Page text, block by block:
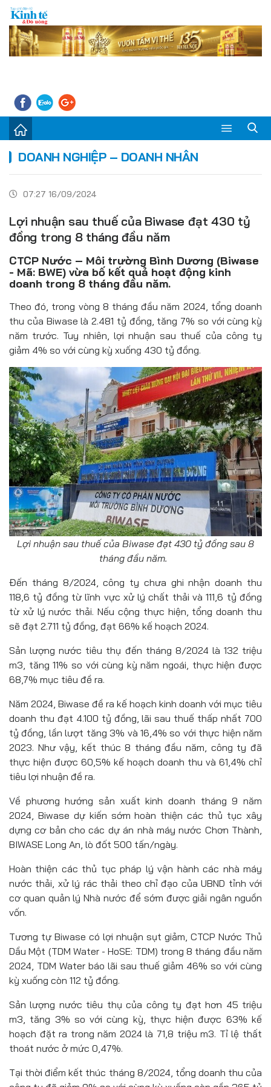
Kinh tế - Tiêu dùng
Đời sống
Thị trường
Đồ uống
Pháp luật
Khoa giáo
Multimedia
DOANH NGHIỆP – DOANH NHÂN
07:27 16/09/2024
Lợi nhuận sau thuế của Biwase đạt 430 tỷ
đồng trong 8 tháng đầu năm
CTCP Nước – Môi trường Bình Dương (Biwase
- Mã: BWE) vừa bố kết quả hoạt động kinh
doanh trong 8 tháng đầu năm.
Theo đó, trong vòng 8 tháng đầu năm 2024, tổng doanh
thu của Biwase là 2.481 tỷ đồng, tăng 7% so với cùng kỳ
năm trước. Tuy nhiên, lợi nhuận sau thuế của công ty
giảm 4% so với cùng kỳ xuống 430 tỷ đồng.
Lợi nhuận sau thuế của Biwase đạt 430 tỷ đồng sau 8
tháng đầu năm.
Đến tháng 8/2024, công ty chưa ghi nhận doanh thu
118,6 tỷ đồng từ lĩnh vực xử lý chất thải và 111,6 tỷ đồng
từ xử lý nước thải. Nếu cộng thực hiện, tổng doanh thu
sẽ đạt 2.711 tỷ đồng, đạt 66% kế hoạch 2024.
Sản lượng nước tiêu thụ đến tháng 8/2024 là 132 triệu
m3, tăng 11% so với cùng kỳ năm ngoái, thực hiện được
68,7% mục tiêu đề ra.
Năm 2024, Biwase đề ra kế hoạch kinh doanh với mục tiêu
doanh thu đạt 4.100 tỷ đồng, lãi sau thuế thấp nhất 700
tỷ đồng, lần lượt tăng 3% và 16,4% so với thực hiện năm
2023. Như vậy, kết thúc 8 tháng đầu năm, công ty đã
thực hiện được 60,5% kế hoạch doanh thu và 61,4% chỉ
tiêu lợi nhuận đề ra.
Về phương hướng sản xuất kinh doanh tháng 9 năm
2024, Biwase dự kiến sớm hoàn thiện các thủ tục xây
dựng cơ bản cho các dự án nhà máy nước Chơn Thành,
BIWASE Long An, lò đốt 500 tấn/ngày.
Hoàn thiện các thủ tục pháp lý vận hành các nhà máy
nước thải, xử lý rác thải theo chỉ đạo của UBND tỉnh với
cơ quan quản lý Nhà nước để sớm được giải ngân nguồn
vốn.
Tương tự Biwase có lợi nhuận sụt giảm, CTCP Nước Thủ
Dầu Một (TDM Water - HoSE: TDM) trong 8 tháng đầu năm
2024, TDM Water báo lãi sau thuế giảm 46% so với cùng
kỳ xuống còn 112 tỷ đồng.
Sản lượng nước tiêu thụ của công ty đạt hơn 45 triệu
m3, tăng 3% so với cùng kỳ, thực hiện được 63% kế
hoạch đặt ra trong năm 2024 là 71,8 triệu m3. Tỉ lệ thất
thoát nước ở mức 0,47%.
Tại thời điểm kết thúc tháng 8/2024, tổng doanh thu của